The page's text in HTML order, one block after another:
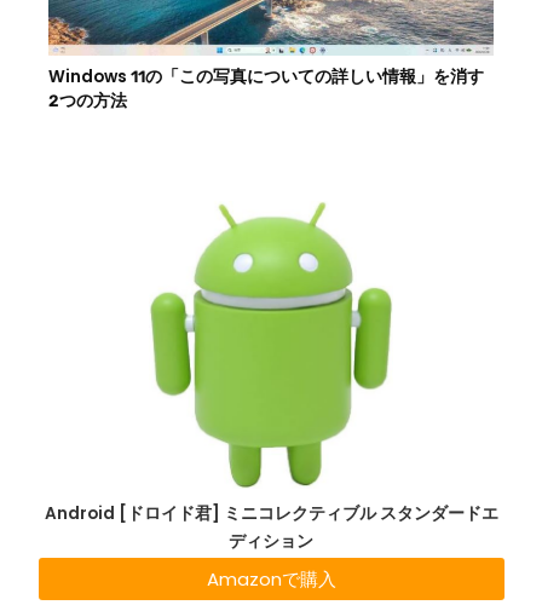
Windows 11の「この写真についての詳しい情報」を消す
2つの方法
Android [ドロイド君] ミニコレクティブル スタンダードエ
ディション
Amazonで購入